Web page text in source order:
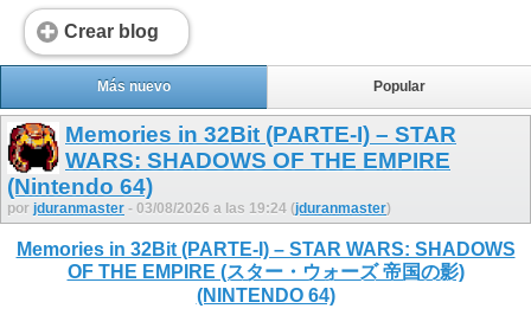
Crear blog
Más nuevo Popular
Memories in 32Bit (PARTE-I) – STAR
WARS: SHADOWS OF THE EMPIRE
(Nintendo 64)
por jduranmaster - 03/08/2026 a las 19:24 (jduranmaster)
Memories in 32Bit (PARTE-I) – STAR WARS: SHADOWS
OF THE EMPIRE (スター・ウォーズ 帝国の影)
(NINTENDO 64)